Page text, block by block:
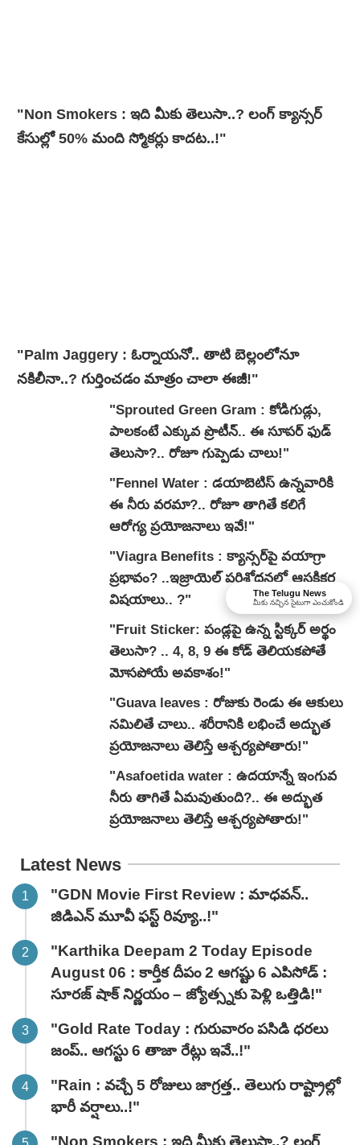
"Non Smokers : ఇది మీకు తెలుసా..? లంగ్ క్యాన్సర్
కేసుల్లో 50% మంది స్మోకర్లు కాదట..!"
"Palm Jaggery : ఓర్నాయనో.. తాటి బెల్లంలోనూ
నకిలీనా..? గుర్తించడం మాత్రం చాలా ఈజీ!"
"Sprouted Green Gram : కోడిగుడ్లు,
పాలకంటే ఎక్కువ ప్రొటీన్.. ఈ సూపర్ ఫుడ్
తెలుసా?.. రోజూ గుప్పెడు చాలు!"
"Fennel Water : డయాబెటిస్ ఉన్నవారికి
ఈ నీరు వరమా?.. రోజూ తాగితే కలిగే
ఆరోగ్య ప్రయోజనాలు ఇవే!"
"Viagra Benefits : క్యాన్సర్‌పై వయాగ్రా
ప్రభావం? ..ఇజ్రాయెల్ పరిశోధనలో ఆసక్తికర
విషయాలు.. ?"
"Fruit Sticker: పండ్లపై ఉన్న స్టిక్కర్ అర్థం
తెలుసా? .. 4, 8, 9 ఈ కోడ్ తెలియకపోతే
మోసపోయే అవకాశం!"
"Guava leaves : రోజుకు రెండు ఈ ఆకులు
నమిలితే చాలు.. శరీరానికి లభించే అద్భుత
ప్రయోజనాలు తెలిస్తే ఆశ్చర్యపోతారు!"
"Asafoetida water : ఉదయాన్నే ఇంగువ
నీరు తాగితే ఏమవుతుంది?.. ఈ అద్భుత
ప్రయోజనాలు తెలిస్తే ఆశ్చర్యపోతారు!"
Latest News
"GDN Movie First Review : మాధవన్..
జిడిఎన్ మూవీ ఫ‌స్ట్ రివ్యూ..!"
"Karthika Deepam 2 Today Episode
August 06 : కార్తీక దీపం 2 ఆగష్టు 6 ఎపిసోడ్ :
సూరజ్ షాక్ నిర్ణయం – జ్యోత్స్నకు పెళ్లి ఒత్తిడి!"
"Gold Rate Today : గురువారం పసిడి ధరలు
జంప్.. ఆగస్టు 6 తాజా రేట్లు ఇవే..!"
"Rain : వచ్చే 5 రోజులు జాగ్రత్త.. తెలుగు రాష్ట్రాల్లో
భారీ వ‌ర్షాలు..!"
"Non Smokers : ఇది మీకు తెలుసా..? లంగ్
The Telugu News
మీకు నచ్చిన సైటుగా ఎంచుకోండి